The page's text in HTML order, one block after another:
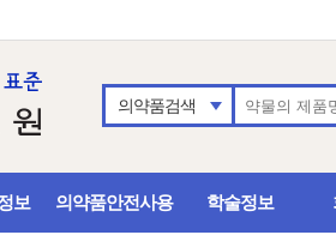
의약품검색
보 의약품안전사용 학술정보